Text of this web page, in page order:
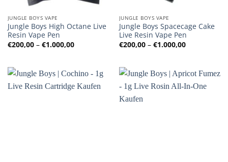
JUNGLE BOYS VAPE
Jungle Boys High Octane Live
Resin Vape Pen
€200,00 – €1.000,00Preisspanne:
€200,00
JUNGLE BOYS VAPE
Jungle Boys Spacecage Cake
Live Resin Vape Pen
€200,00 – €1.000,00
€200,00